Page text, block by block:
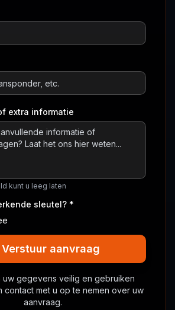
extra informatie
kunt u leeg laten
sleutel? *
Verstuur aanvraag
uw gegevens veilig en gebruiken
contact met u op te nemen over uw
aanvraag.